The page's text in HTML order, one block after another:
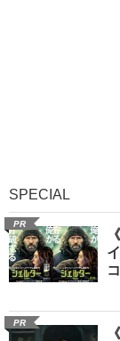
SPECIAL
PR
PR